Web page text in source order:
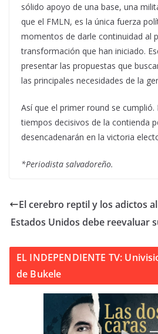
sólido apoyo de una base, una
que el FMLN, es la única fuerza
momentos de darle continuidad al
transformación que han iniciado.
presentar las propuestas que
las principales necesidades de la
Así que el primer round se cumplió.
tiempos decisivos de la contienda
desencadenarán en la victoria
*Periodista salvadoreño.
El cerebro reptil y los adictos
Estados Unidos debe reevaluar
EL INDEPENDIENTE TV:
de Bukele